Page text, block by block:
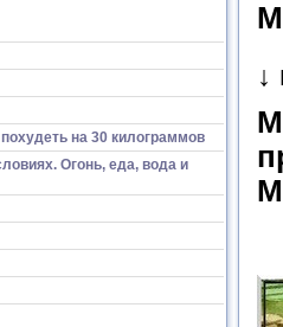
на 30 килограммов
Огонь, еда, вода и